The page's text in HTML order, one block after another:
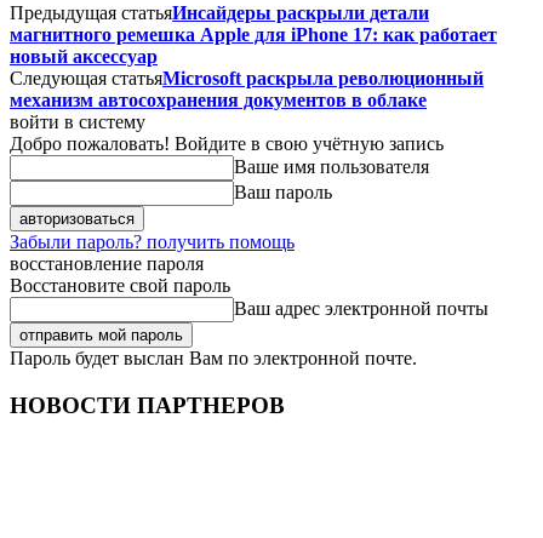
Предыдущая статьяИнсайдеры раскрыли детали
магнитного ремешка Apple для iPhone 17: как работает
новый аксессуар
Следующая статьяMicrosoft раскрыла революционный
механизм автосохранения документов в облаке
войти в систему
Добро пожаловать! Войдите в свою учётную запись
Ваше имя пользователя
Ваш пароль
Забыли пароль? получить помощь
восстановление пароля
Восстановите свой пароль
Ваш адрес электронной почты
Пароль будет выслан Вам по электронной почте.
НОВОСТИ ПАРТНЕРОВ